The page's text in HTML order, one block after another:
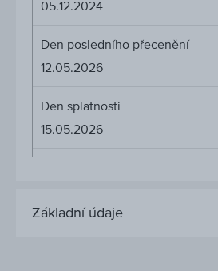
05.12.2024
Den posledního přecenění
12.05.2026
Den splatnosti
15.05.2026
Základní údaje